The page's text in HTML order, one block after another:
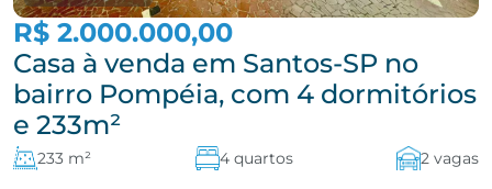
R$ 2.000.000,00
Casa à venda em Santos-SP no
bairro Pompéia, com 4 dormitórios
e 233m²
233 m² 4 quartos 2 vagas